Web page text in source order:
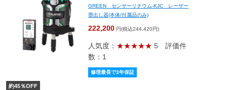
GREEN センサーリチウム-KJC レーザー
墨出し器(本体/付属品のみ)
222,200 円(税込244,420円)
人気度： ★★★★★ 5 評価件
数：1
修理最長で3年保証
約45％OFF